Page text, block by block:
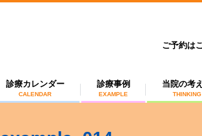
ご予約は
診療カレンダー
CALENDAR
診療事例
EXAMPLE
当院の考
THINKING